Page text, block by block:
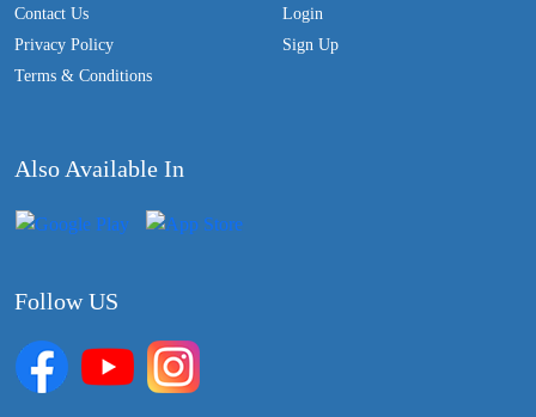
Contact Us
Privacy Policy
Terms & Conditions
Login
Sign Up
Also Available In
Follow US